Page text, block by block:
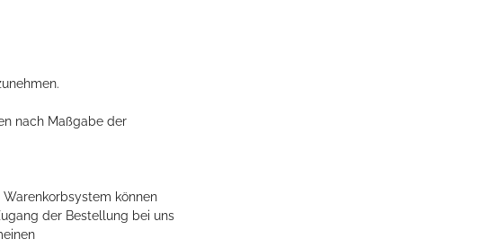
nach Maßgabe der
können
der Bestellung bei uns